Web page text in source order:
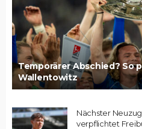
Temporärer Abschied? So
Wallentowitz
Nächster
verpflichtet